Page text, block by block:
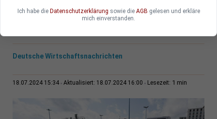
Doch das verzögert sich.
Deutsche Wirtschaftsnachrichten
18.07.2024 15:34 Aktualisiert: 18.07.2024 16:00 Lesezeit: 1 min
Ich habe die Datenschutzerklärung sowie die AGB gelesen und erkläre
mich einverstanden.